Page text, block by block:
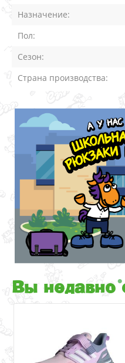
Назначение:
Пол:
Сезон:
Страна производства:
Вы недавно